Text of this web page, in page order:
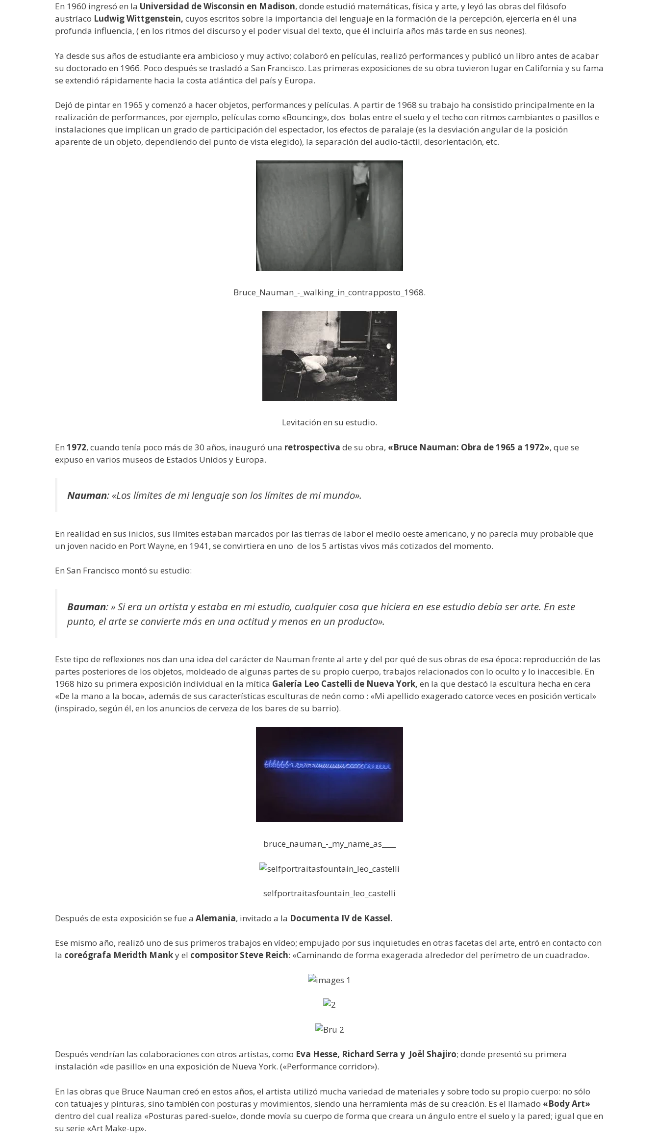
En 1960 ingresó en la Universidad de Wisconsin en Madison, donde estudió matemáticas, física y arte, y leyó las obras del filósofo
austríaco Ludwig Wittgenstein, cuyos escritos sobre la importancia del lenguaje en la formación de la percepción, ejercería en él una
profunda influencia, ( en los ritmos del discurso y el poder visual del texto, que él incluiría años más tarde en sus neones).
Ya desde sus años de estudiante era ambicioso y muy activo; colaboró en películas, realizó performances y publicó un libro antes de acabar
su doctorado en 1966. Poco después se trasladó a San Francisco. Las primeras exposiciones de su obra tuvieron lugar en California y su fama
se extendió rápidamente hacia la costa atlántica del país y Europa.
Dejó de pintar en 1965 y comenzó a hacer objetos, performances y películas. A partir de 1968 su trabajo ha consistido principalmente en la
realización de performances, por ejemplo, películas como «Bouncing», dos bolas entre el suelo y el techo con ritmos cambiantes o pasillos e
instalaciones que implican un grado de participación del espectador, los efectos de paralaje (es la desviación angular de la posición
aparente de un objeto, dependiendo del punto de vista elegido), la separación del audio-táctil, desorientación, etc.
Bruce_Nauman_-_walking_in_contrapposto_1968.
Levitación en su estudio.
En 1972, cuando tenía poco más de 30 años, inauguró una retrospectiva de su obra, «Bruce Nauman: Obra de 1965 a 1972», que se
expuso en varios museos de Estados Unidos y Europa.
Nauman: «Los límites de mi lenguaje son los límites de mi mundo».
En realidad en sus inicios, sus límites estaban marcados por las tierras de labor el medio oeste americano, y no parecía muy probable que
un joven nacido en Port Wayne, en 1941, se convirtiera en uno de los 5 artistas vivos más cotizados del momento.
En San Francisco montó su estudio:
Bauman:» Si era un artista y estaba en mi estudio, cualquier cosa que hiciera en ese estudio debía ser arte. En este
punto, el arte se convierte más en una actitud y menos en un producto».
Este tipo de reflexiones nos dan una idea del carácter de Nauman frente al arte y del por qué de sus obras de esa época: reproducción de las
partes posteriores de los objetos, moldeado de algunas partes de su propio cuerpo, trabajos relacionados con lo oculto y lo inaccesible. En
1968 hizo su primera exposición individual en la mítica Galería Leo Castelli de Nueva York, en la que destacó la escultura hecha en cera
«De la mano a la boca», además de sus características esculturas de neón como : «Mi apellido exagerado catorce veces en posición vertical»
(inspirado, según él, en los anuncios de cerveza de los bares de su barrio).
bruce_nauman_-_my_name_as____
selfportraitasfountain_leo_castelli
Después de esta exposición se fue a Alemania, invitado a la Documenta IV de Kassel.
Ese mismo año, realizó uno de sus primeros trabajos en vídeo; empujado por sus inquietudes en otras facetas del arte, entró en contacto con
la coreógrafa Meridth Manky el compositor Steve Reich: «Caminando de forma exagerada alrededor del perímetro de un cuadrado».
Después vendrían las colaboraciones con otros artistas, como Eva Hesse, Richard Serra y Joël Shajiro; donde presentó su primera
instalación «de pasillo» en una exposición de Nueva York. («Performance corridor»).
En las obras que Bruce Nauman creó en estos años, el artista utilizó mucha variedad de materiales y sobre todo su propio cuerpo: no sólo
con tatuajes y pinturas, sino también con posturas y movimientos, siendo una herramienta más de su creación. Es el llamado «Body Art»
dentro del cual realiza «Posturas pared-suelo», donde movía su cuerpo de forma que creara un ángulo entre el suelo y la pared; igual que en
su serie «Art Make-up».